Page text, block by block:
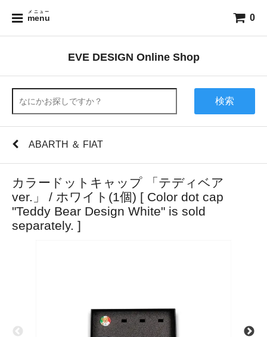
menu
メニュー
0
EVE DESIGN Online Shop
検索
ABARTH ＆ FIAT
カラードットキャップ 「テディベア
ver.」 / ホワイト(1個) [ Color dot cap
"Teddy Bear Design White" is sold
separately. ]